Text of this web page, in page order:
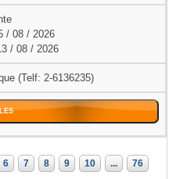
/ 08 / 2026
/ 08 / 2026
(Telf: 2-6136235)
6 7 8 9 10 ... 76